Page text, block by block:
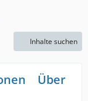
Inhalte suchen
Über